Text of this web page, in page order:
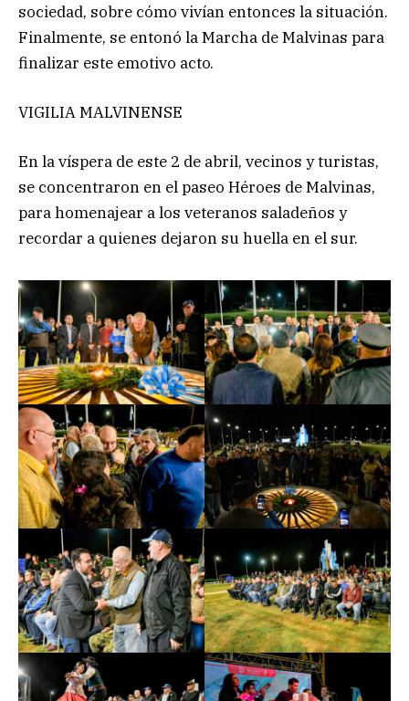
sociedad, sobre cómo vivían entonces la situación.
Finalmente, se entonó la Marcha de Malvinas para
finalizar este emotivo acto.
VIGILIA MALVINENSE
En la víspera de este 2 de abril, vecinos y turistas,
se concentraron en el paseo Héroes de Malvinas,
para homenajear a los veteranos saladeños y
recordar a quienes dejaron su huella en el sur.